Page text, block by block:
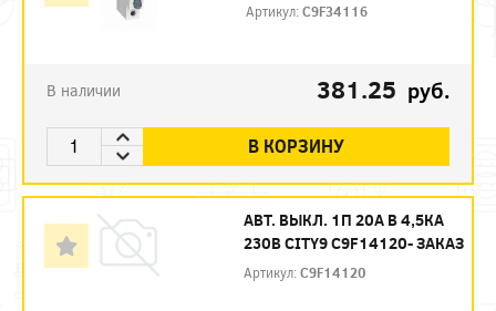
Артикул:C9F34116
В наличии 381.25 руб.
В КОРЗИНУ
АВТ. ВЫКЛ. 1П 20А B 4,5КА
230В CITY9 C9F14120- ЗАКАЗ
Артикул:C9F14120